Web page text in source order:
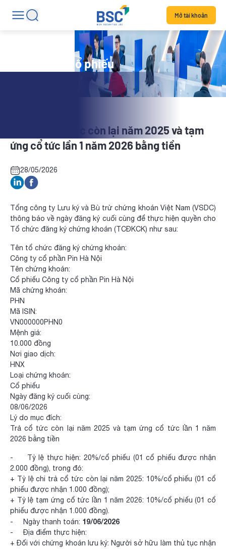
Mở tài khoản
Tin tức mã cổ phiếu
PHN: Trả cổ tức còn lại năm 2025 và tạm
ứng cổ tức lần 1 năm 2026 bằng tiền
28/05/2026
Tổng công ty Lưu ký và Bù trừ chứng khoán Việt Nam (VSDC)
thông báo về ngày đăng ký cuối cùng để thực hiện quyền cho
Tổ chức đăng ký chứng khoán (TCĐKCK) như sau:
Tên tổ chức đăng ký chứng khoán:
Công ty cổ phần Pin Hà Nội
Tên chứng khoán:
Cổ phiếu Công ty cổ phần Pin Hà Nội
Mã chứng khoán:
PHN
Mã ISIN:
VN000000PHN0
Mệnh giá:
10.000 đồng
Nơi giao dịch:
HNX
Loại chứng khoán:
Cổ phiếu
Ngày đăng ký cuối cùng:
08/06/2026
Lý do mục đích:
Trả cổ tức còn lại năm 2025 và tạm ứng cổ tức lần 1 năm
2026 bằng tiền
- Tỷ lệ thực hiện: 20%/cổ phiếu (01 cổ phiếu được nhận
2.000 đồng), trong đó:
+ Tỷ lệ chi trả cổ tức còn lại năm 2025: 10%/cổ phiếu (01 cổ
phiếu được nhận 1.000 đồng);
+ Tỷ lệ tạm ứng cổ tức lần 1 năm 2026: 10%/cổ phiếu (01 cổ
phiếu được nhận 1.000 đồng).
- Ngày thanh toán: 19/06/2026
- Địa điểm thực hiện:
+ Đối với chứng khoán lưu ký: Người sở hữu làm thủ tục nhận